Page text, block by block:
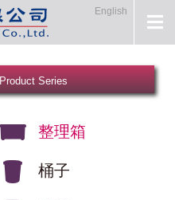
English
Product Series
整理箱
桶子